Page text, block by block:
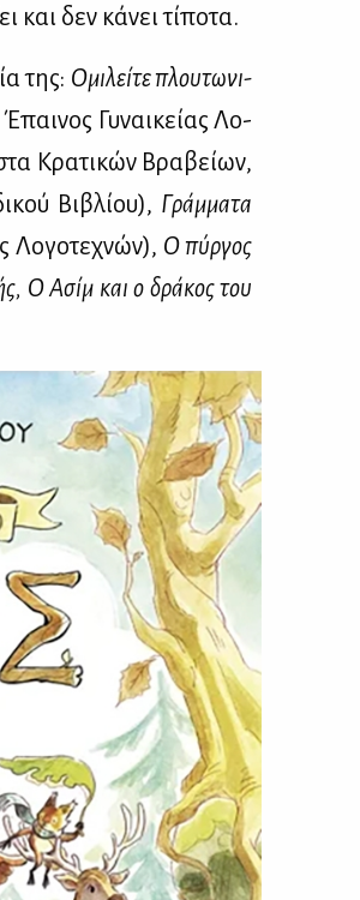
δεν κά­νει τί­πο­τα.
της: Ομι­λεί­τε πλου­τω­νι­
Γυ­ναι­κεί­ας Λο­
Κρα­τι­κών Βρα­βεί­ων,
Βι­βλί­ου), Γράμ­μα­τα
Λο­γο­τε­χνών), Ο πύρ­γος
Ο Ασίμ και ο δρά­κος του